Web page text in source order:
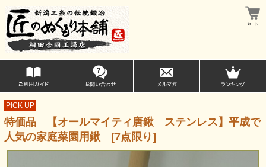
PICK UP
特価品 【オールマイティ唐鍬 ステンレス】平成で
人気の家庭菜園用鍬 [7点限り]